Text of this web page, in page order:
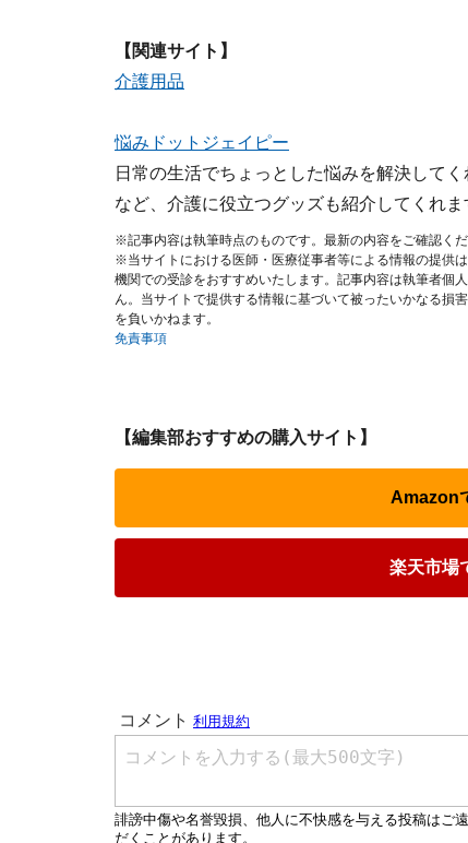
【関連サイト】
介護用品
悩みドットジェイピー
日常の生活でちょっとした悩みを解決して
など、介護に役立つグッズも紹介してくれま
※記事内容は執筆時点のものです。最新の内容をご確認くだ
※当サイトにおける医師・医療従事者等による情報の提供
機関での受診をおすすめいたします。記事内容は執筆者個
ん。当サイトで提供する情報に基づいて被ったいかなる損
を負いかねます。
免責事項
【編集部おすすめの購入サイト】
Amazon
楽天市場